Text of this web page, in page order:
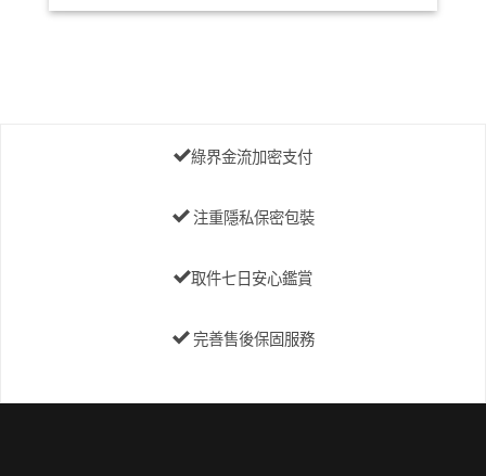
綠界金流加密支付
注重隱私保密包裝
取件七日安心鑑賞
完善售後保固服務